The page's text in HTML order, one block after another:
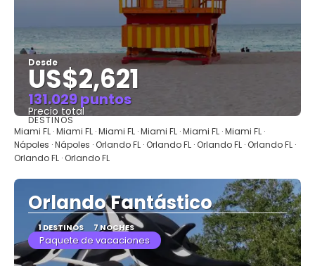
Desde
US$2,621
131.029 puntos
Precio total
Ver
DESTINOS
Miami FL · Miami FL · Miami FL · Miami FL · Miami FL · Miami FL ·
Nápoles · Nápoles · Orlando FL · Orlando FL · Orlando FL · Orlando FL ·
Orlando FL · Orlando FL
Orlando Fantástico
1 DESTINOS 7 NOCHES
Paquete de vacaciones